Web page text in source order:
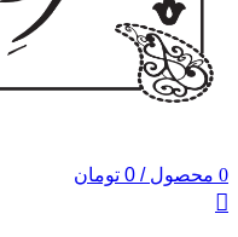
0 محصول /
0 تومان